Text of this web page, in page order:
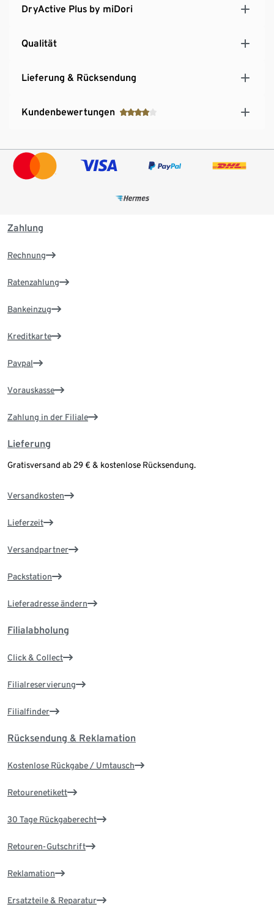
DryActive Plus by miDori
Qualität
Lieferung & Rücksendung
Kundenbewertungen
Zahlung
Rechnung
Ratenzahlung
Bankeinzug
Kreditkarte
Paypal
Vorauskasse
Zahlung in der Filiale
Lieferung
Gratisversand ab 29 € & kostenlose Rücksendung.
Versandkosten
Lieferzeit
Versandpartner
Packstation
Lieferadresse ändern
Filialabholung
Click & Collect
Filialreservierung
Filialfinder
Rücksendung & Reklamation
Kostenlose Rückgabe / Umtausch
Retourenetikett
30 Tage Rückgaberecht
Retouren-Gutschrift
Reklamation
Ersatzteile & Reparatur